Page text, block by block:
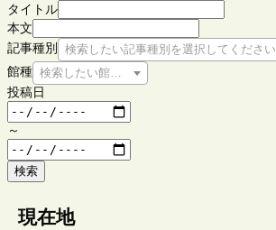
タイトル
本文
記事種別
検索したい記事種別を選択してください
館種 検索したい館種を選択してください
投稿日
～
検索
現在地